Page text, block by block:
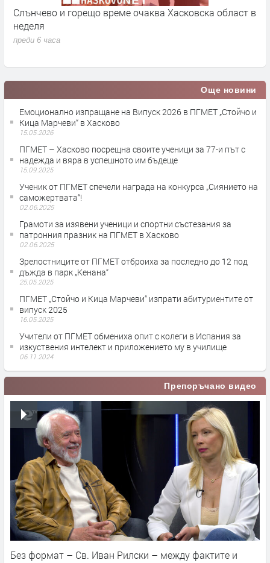
Слънчево и горещо време очаква Хасковска област в
неделя
преди 6 часа
Още новини
Емоционално изпращане на Випуск 2026 в ПГМЕТ „Стойчо и
Кица Марчеви“ в Хасково
15.05.2026
ПГМЕТ – Хасково посрещна своите ученици за 77-и път с
надежда и вяра в успешното им бъдеще
15.09.2025
Ученик от ПГМЕТ спечели награда на конкурса „Сиянието на
саможертвата“!
02.06.2025
Грамоти за изявени ученици и спортни състезания за
патронния празник на ПГМЕТ в Хасково
02.06.2025
Зрелостниците от ПГМЕТ отброиха за последно до 12 под
дъжда в парк „Кенана“
25.05.2025
ПГМЕТ „Стойчо и Кица Марчеви“ изпрати абитуриентите от
випуск 2025
16.05.2025
Учители от ПГМЕТ обмениха опит с колеги в Испания за
изкуствения интелект и приложението му в училище
06.11.2024
Препоръчано видео
Без формат – Св. Иван Рилски – между фактите и